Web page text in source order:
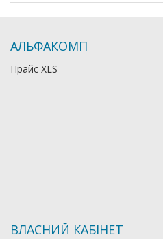
АЛЬФАКОМП
Прайс XLS
ВЛАСНИЙ КАБІНЕТ